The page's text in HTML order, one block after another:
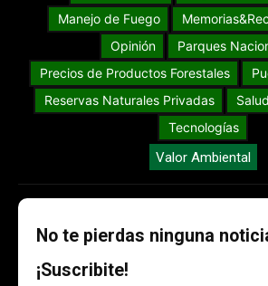
Manejo de Fuego
Opinión
Parques
Precios de Productos Forestales
Reservas Naturales Privadas
Salud
Tecnologías
Valor Ambiental
No te pierdas ninguna
¡Suscribite!